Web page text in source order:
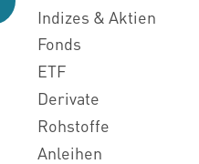
Indizes & Aktien
Fonds
ETF
Derivate
Rohstoffe
Anleihen